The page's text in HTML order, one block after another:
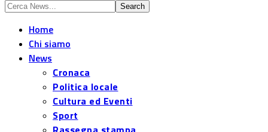
Home
Chi siamo
News
Cronaca
Politica locale
Cultura ed Eventi
Sport